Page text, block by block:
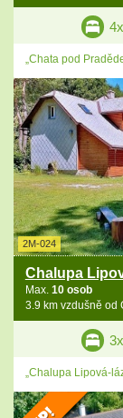
4x
„Chata pod
2M-024
Chalupa
Max. 10 osob
3.9 km vzdušně od
3x
„Chalupa Lipová-